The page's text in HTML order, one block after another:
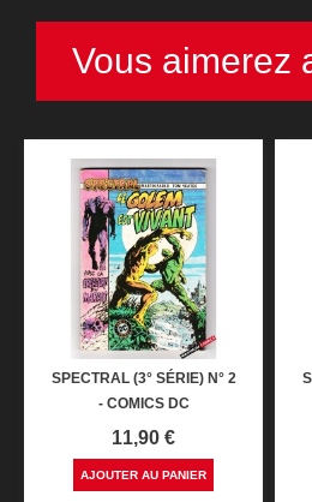
Vous aimerez
SPECTRAL (3° SÉRIE) N° 2
- COMICS DC
Prix
11,90 €
AJOUTER AU PANIER